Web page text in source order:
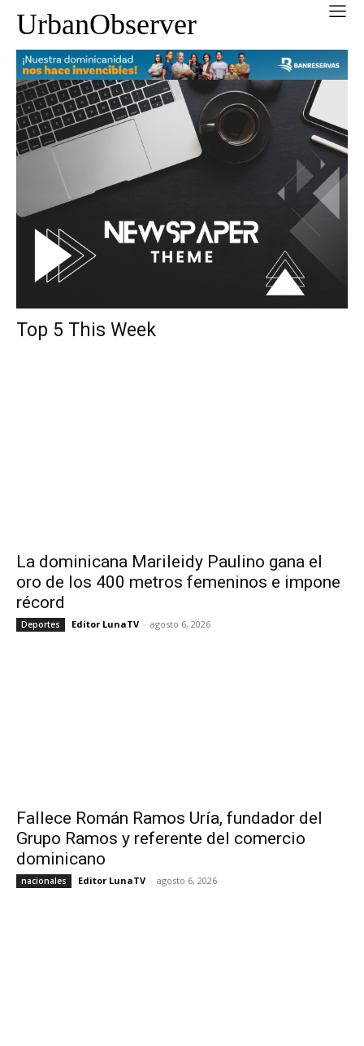
UrbanObserver
Top 5 This Week
La dominicana Marileidy Paulino gana el
oro de los 400 metros femeninos e impone
récord
Deportes Editor LunaTV - agosto 6, 2026
Fallece Román Ramos Uría, fundador del
Grupo Ramos y referente del comercio
dominicano
nacionales Editor LunaTV - agosto 6, 2026